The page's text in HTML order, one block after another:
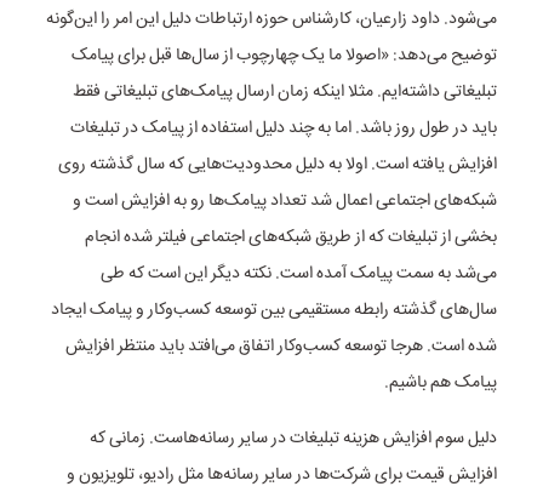
می‌شود. داود زارعیان، کارشناس حوزه ارتباطات دلیل این امر را این‌گونه
توضیح می‌دهد: «اصولا ما یک چهارچوب از سال‌ها قبل برای پیامک
تبلیغاتی داشته‌ایم. مثلا اینکه زمان ارسال پیامک‌های تبلیغاتی فقط
باید در طول روز باشد. اما به چند دلیل استفاده از پیامک در تبلیغات
افزایش یافته است. اولا به دلیل محدودیت‌هایی که سال گذشته روی
شبکه‌های اجتماعی اعمال شد تعداد پیامک‌ها رو به افزایش است و
بخشی از تبلیغات که از طریق شبکه‌های اجتماعی فیلتر شده انجام
می‌شد به سمت پیامک آمده است. نکته دیگر این است که طی
سال‌های گذشته رابطه مستقیمی بین توسعه کسب‌وکار و پیامک ایجاد
شده است. هرجا توسعه کسب‌وکار اتفاق می‌افتد باید منتظر افزایش
پیامک هم باشیم.
دلیل سوم افزایش هزینه تبلیغات در سایر رسانه‌هاست. زمانی که
افزایش قیمت برای شرکت‌ها در سایر رسانه‌ها مثل رادیو، تلویزیون و